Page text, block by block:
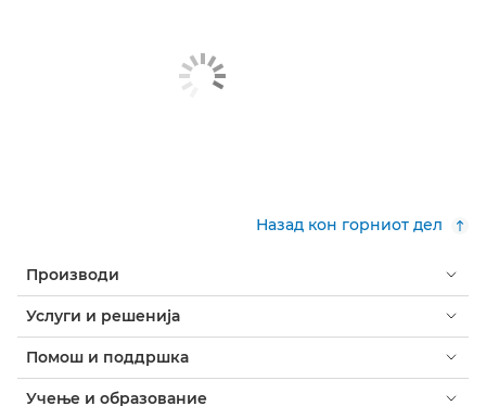
Назад кон горниот дел
Производи
Услуги и решенија
Помош и поддршка
Учење и образование